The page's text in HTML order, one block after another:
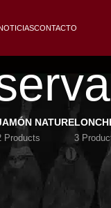
CONTACTO
NATURE
Products 3
en sal lo